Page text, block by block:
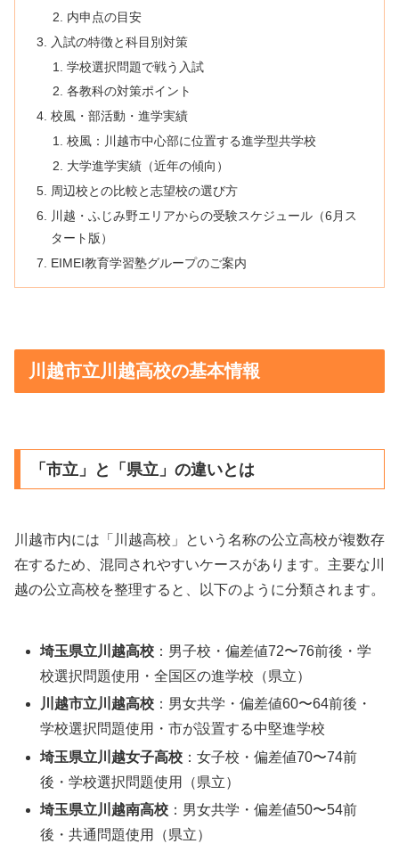
内申点の目安
入試の特徴と科目別対策
学校選択問題で戦う入試
各教科の対策ポイント
校風・部活動・進学実績
校風：川越市中心部に位置する進学型共学校
大学進学実績（近年の傾向）
周辺校との比較と志望校の選び方
川越・ふじみ野エリアからの受験スケジュール（6月ス
タート版）
EIMEI教育学習塾グループのご案内
川越市立川越高校の基本情報
「市立」と「県立」の違いとは
川越市内には「川越高校」という名称の公立高校が複数存
在するため、混同されやすいケースがあります。主要な川
越の公立高校を整理すると、以下のように分類されます。
埼玉県立川越高校 ：男子校・偏差値72〜76前後・学
校選択問題使用・全国区の進学校（県立）
川越市立川越高校 ：男女共学・偏差値60〜64前後・
学校選択問題使用・市が設置する中堅進学校
埼玉県立川越女子高校 ：女子校・偏差値70〜74前
後・学校選択問題使用（県立）
埼玉県立川越南高校 ：男女共学・偏差値50〜54前
後・共通問題使用（県立）